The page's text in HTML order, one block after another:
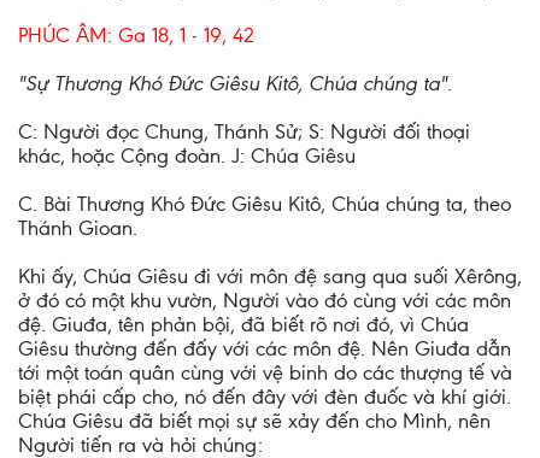
PHÚC ÂM: Ga 18, 1 - 19, 42
"Sự Thương Khó Ðức Giêsu Kitô, Chúa chúng ta".
C: Người đọc Chung, Thánh Sử; S: Người đối thoại
khác, hoặc Cộng đoàn. J: Chúa Giêsu
C. Bài Thương Khó Ðức Giêsu Kitô, Chúa chúng ta, theo
Thánh Gioan.
Khi ấy, Chúa Giêsu đi với môn đệ sang qua suối Xêrông,
ở đó có một khu vườn, Người vào đó cùng với các môn
đệ. Giuđa, tên phản bội, đã biết rõ nơi đó, vì Chúa
Giêsu thường đến đấy với các môn đệ. Nên Giuđa dẫn
tới một toán quân cùng với vệ binh do các thượng tế và
biệt phái cấp cho, nó đến đây với đèn đuốc và khí giới.
Chúa Giêsu đã biết mọi sự sẽ xảy đến cho Mình, nên
Người tiến ra và hỏi chúng: